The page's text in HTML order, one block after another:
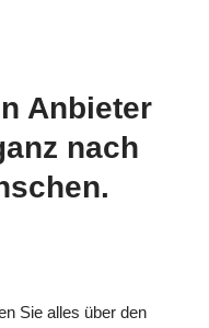
Anbieter
nach
Sie alles über den